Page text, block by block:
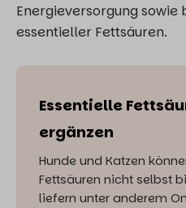
Energieversorgung sowie
essentieller Fettsäuren.
Essentielle
ergänzen
Hunde und Katzen
Fettsäuren nicht selbst
liefern unter anderem